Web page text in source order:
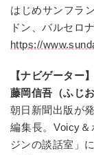
はじめサンフラ
ドン、バルセロ
https://
【ナビゲーター】
藤岡信吾（ふじ
朝日新聞出版が
編集長。Voicy
ジンの談話室」